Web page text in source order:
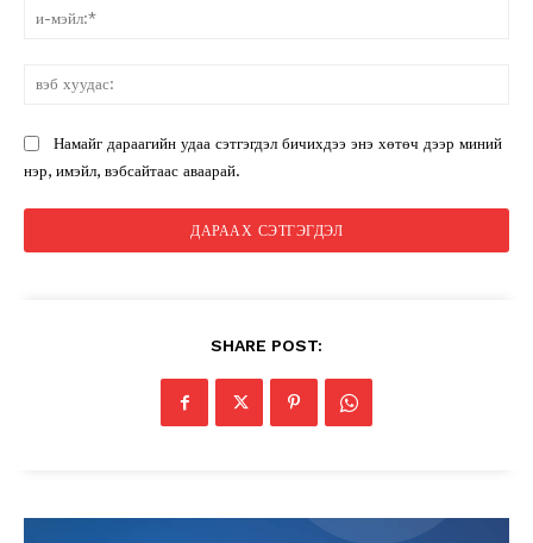
Намайг дараагийн удаа сэтгэгдэл бичихдээ энэ хөтөч дээр миний
нэр, имэйл, вэбсайтаас аваарай.
SHARE POST: